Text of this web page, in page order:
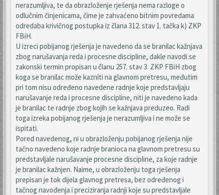
nerazumljiva, te da obrazloženje rješenja nema razloge o
odlučnim činjenicama, čime je zahvaćeno bitnim povredama
odredaba krivičnog postupka iz člana 312. stav 1. tačka k) ZKP
FBiH.
U izreci pobijanog rješenja je navedeno da se branilac kažnjava
zbog narušavanja reda i procesne discipline, dakle navodi se
zakonski termin propisan u članu 257. stav 3. ZKP FBiH zbog
koga se branilac može kazniti na glavnom pretresu, međutim
pri tom nisu određeno navedene radnje koje predstavljaju
narušavanje reda i procesne discipline, niti je navedeno kada
je branilac te radnje zbog kojih se kažnjava preduzeo. Radi
toga izreka pobijanog rješenja je nerazumljiva i ne može se
ispitati.
Pored navedenog, ni u obrazloženju pobijanog rješenja nije
tačno navedeno koje radnje branioca na glavnom pretresu su
predstavljale narušavanje procesne discipline, za koje radnje
je branilac kažnjen. Naime, u obrazloženju toga rješenja
prepisan je tok dijela glavnog pretresa, bez određenog i
tačnog navođenja i preciziranja radnji koje su predstavljale